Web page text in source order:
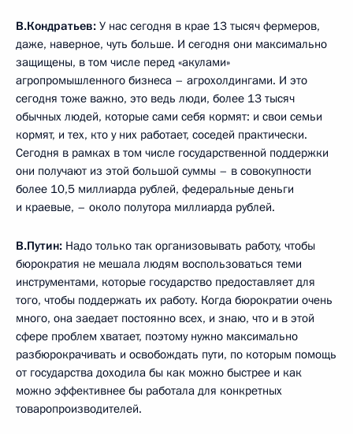
В.Кондратьев: У нас сегодня в крае 13 тысяч фермеров,
даже, наверное, чуть больше. И сегодня они максимально
защищены, в том числе перед «акулами»
агропромышленного бизнеса – агрохолдингами. И это
сегодня тоже важно, это ведь люди, более 13 тысяч
обычных людей, которые сами себя кормят: и свои семьи
кормят, и тех, кто у них работает, соседей практически.
Сегодня в рамках в том числе государственной поддержки
они получают из этой большой суммы – в совокупности
более 10,5 миллиарда рублей, федеральные деньги
и краевые, – около полутора миллиарда рублей.
В.Путин: Надо только так организовывать работу, чтобы
бюрократия не мешала людям воспользоваться теми
инструментами, которые государство предоставляет для
того, чтобы поддержать их работу. Когда бюрократии очень
много, она заедает постоянно всех, и знаю, что и в этой
сфере проблем хватает, поэтому нужно максимально
разбюрокрачивать и освобождать пути, по которым помощь
от государства доходила бы как можно быстрее и как
можно эффективнее бы работала для конкретных
товаропроизводителей.